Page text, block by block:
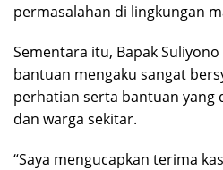
permasalahan di lingkungan
Sementara itu, Bapak
bantuan mengaku sangat
perhatian serta bantuan yang
dan warga sekitar.
“Saya mengucapkan terima